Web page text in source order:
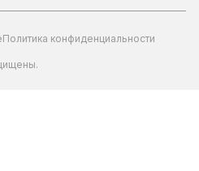
Политика конфиденциальности